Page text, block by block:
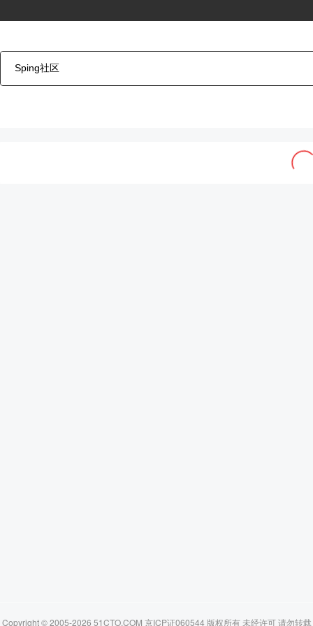
Copyright © 2005-2026 51CTO.COM 京ICP证060544 版权所有 未经许可 请勿转载